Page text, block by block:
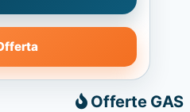
Offerte GAS